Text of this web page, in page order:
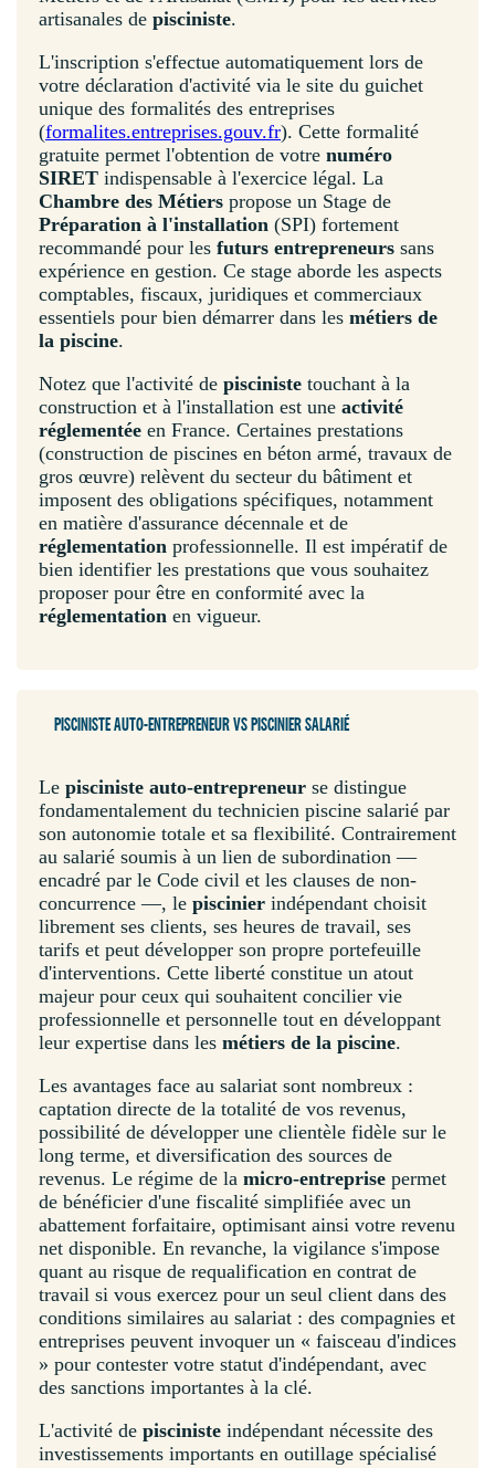
artisanales de pisciniste.
L'inscription s'effectue automatiquement lors de
votre déclaration d'activité via le site du guichet
unique des formalités des entreprises
(formalites.entreprises.gouv.fr). Cette formalité
gratuite permet l'obtention de votre numéro
SIRET indispensable à l'exercice légal. La
Chambre des Métiers propose un Stage de
Préparation à l'installation (SPI) fortement
recommandé pour les futurs entrepreneurs sans
expérience en gestion. Ce stage aborde les aspects
comptables, fiscaux, juridiques et commerciaux
essentiels pour bien démarrer dans les métiers de
la piscine.
Notez que l'activité de pisciniste touchant à la
construction et à l'installation est une activité
réglementée en France. Certaines prestations
(construction de piscines en béton armé, travaux de
gros œuvre) relèvent du secteur du bâtiment et
imposent des obligations spécifiques, notamment
en matière d'assurance décennale et de
réglementation professionnelle. Il est impératif de
bien identifier les prestations que vous souhaitez
proposer pour être en conformité avec la
réglementation en vigueur.
PISCINISTE AUTO-ENTREPRENEUR VS PISCINIER SALARIÉ
Le pisciniste auto-entrepreneur se distingue
fondamentalement du technicien piscine salarié par
son autonomie totale et sa flexibilité. Contrairement
au salarié soumis à un lien de subordination —
encadré par le Code civil et les clauses de non-
concurrence —, le piscinier indépendant choisit
librement ses clients, ses heures de travail, ses
tarifs et peut développer son propre portefeuille
d'interventions. Cette liberté constitue un atout
majeur pour ceux qui souhaitent concilier vie
professionnelle et personnelle tout en développant
leur expertise dans les métiers de la piscine.
Les avantages face au salariat sont nombreux :
captation directe de la totalité de vos revenus,
possibilité de développer une clientèle fidèle sur le
long terme, et diversification des sources de
revenus. Le régime de la micro-entreprise permet
de bénéficier d'une fiscalité simplifiée avec un
abattement forfaitaire, optimisant ainsi votre revenu
net disponible. En revanche, la vigilance s'impose
quant au risque de requalification en contrat de
travail si vous exercez pour un seul client dans des
conditions similaires au salariat : des compagnies et
entreprises peuvent invoquer un « faisceau d'indices
» pour contester votre statut d'indépendant, avec
des sanctions importantes à la clé.
L'activité de pisciniste indépendant nécessite des
investissements importants en outillage spécialisé